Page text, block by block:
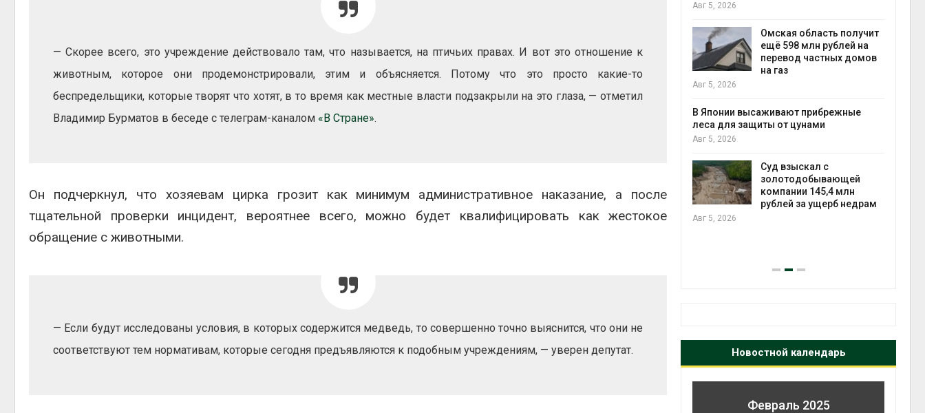
— Скорее всего, это учреждение действовало там, что называется, на птичьих правах. И вот это отношение к
животным, которое они продемонстрировали, этим и объясняется. Потому что это просто какие-то
беспредельщики, которые творят что хотят, в то время как местные власти подзакрыли на это глаза, — отметил
Владимир Бурматов в беседе с телеграм-каналом «В Стране».
Он подчеркнул, что хозяевам цирка грозит как минимум административное наказание, а после
тщательной проверки инцидент, вероятнее всего, можно будет квалифицировать как жестокое
обращение с животными.
— Если будут исследованы условия, в которых содержится медведь, то совершенно точно выяснится, что они не
соответствуют тем нормативам, которые сегодня предъявляются к подобным учреждениям, — уверен депутат.
Авг 5, 2026
отслеживать
перемещения
выпущенных соколов-балобанов
Авг 5, 2026
Минприроды утвердило
Спасённые от
исчезновения крокодилы
бизнеса
Авг 6, 2026
Москвариум отметит 11-
проверяют по статье о
терроризме
Авг 5, 2026
Авг 5, 2026
Омская область получит
ещё 598 млн рублей на
перевод частных домов
на газ
Авг 5, 2026
В Японии высаживают прибрежные
леса для защиты от цунами
Авг 5, 2026
Суд взыскал с
золотодобывающей
компании 145,4 млн
рублей за ущерб недрам
Авг 5, 2026
Новостной календарь
Февраль 2025